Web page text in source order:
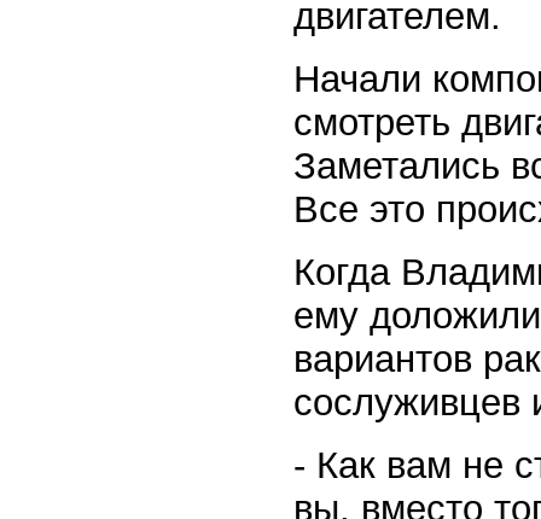
двигателем.
Начали
смотреть
Заметались
Все это
Когда
ему
вариантов
сослуживцев
- Как вам не
вы, вместо